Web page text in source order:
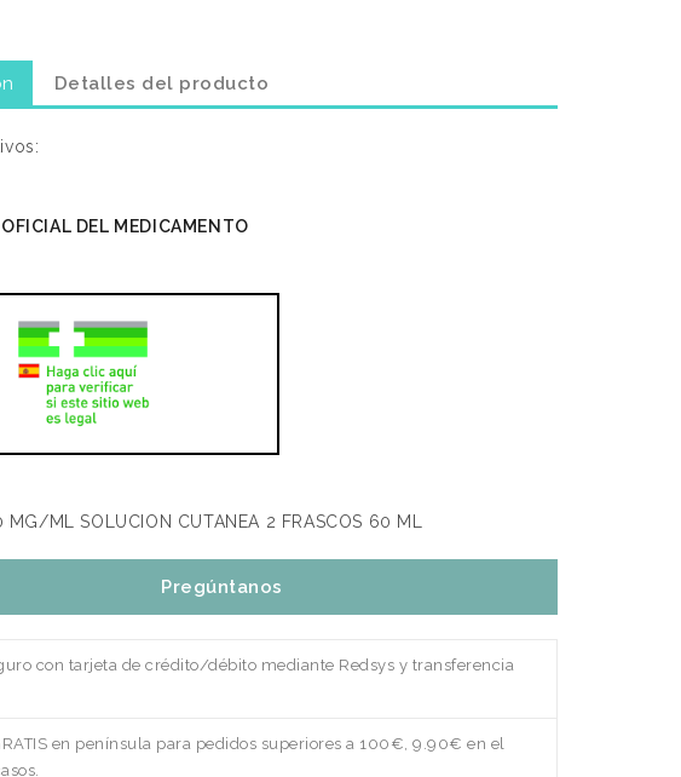
Detalles del producto
DEL MEDICAMENTO
MG/ML SOLUCION CUTANEA 2 FRASCOS 60 ML
Pregúntanos
con tarjeta de crédito/débito mediante Redsys y transferencia
en península para pedidos superiores a 100€, 9.90€ en el